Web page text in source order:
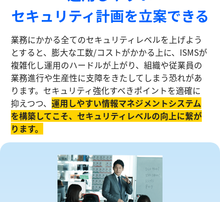
セキュリティ計画を⽴案できる
業務にかかる全てのセキュリティレベルを上げよう
とすると、膨大な工数/コストがかかる上に、ISMSが
複雑化し運⽤のハードルが上がり、組織や従業員の
業務進⾏や生産性に⽀障をきたしてしまう恐れがあ
ります。セキュリティ強化すべきポイントを適確に
抑えつつ、運⽤しやすい情報マネジメントシステム
を構築してこそ、セキュリティレベルの向上に繋が
ります。